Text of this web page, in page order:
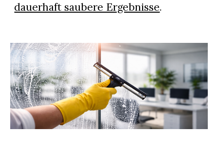
dauerhaft saubere Ergebnisse.